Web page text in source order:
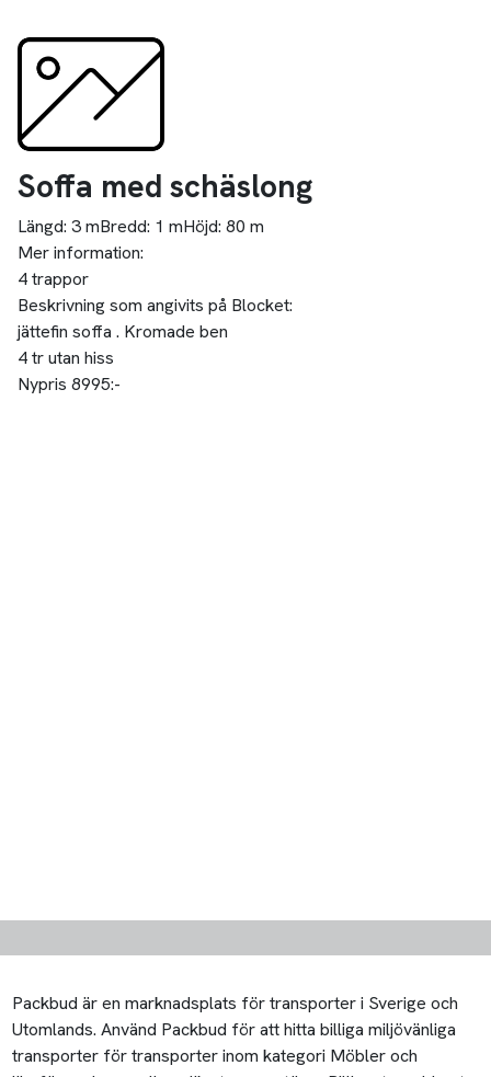
Soffa med schäslong
Längd: 3 mBredd: 1 mHöjd: 80 m
Mer information:
4 trappor
Beskrivning som angivits på Blocket:
jättefin soffa . Kromade ben
4 tr utan hiss
Nypris 8995:-
Packbud är en marknadsplats för transporter i Sverige och
Utomlands. Använd Packbud för att hitta billiga miljövänliga
transporter för transporter inom kategori Möbler och